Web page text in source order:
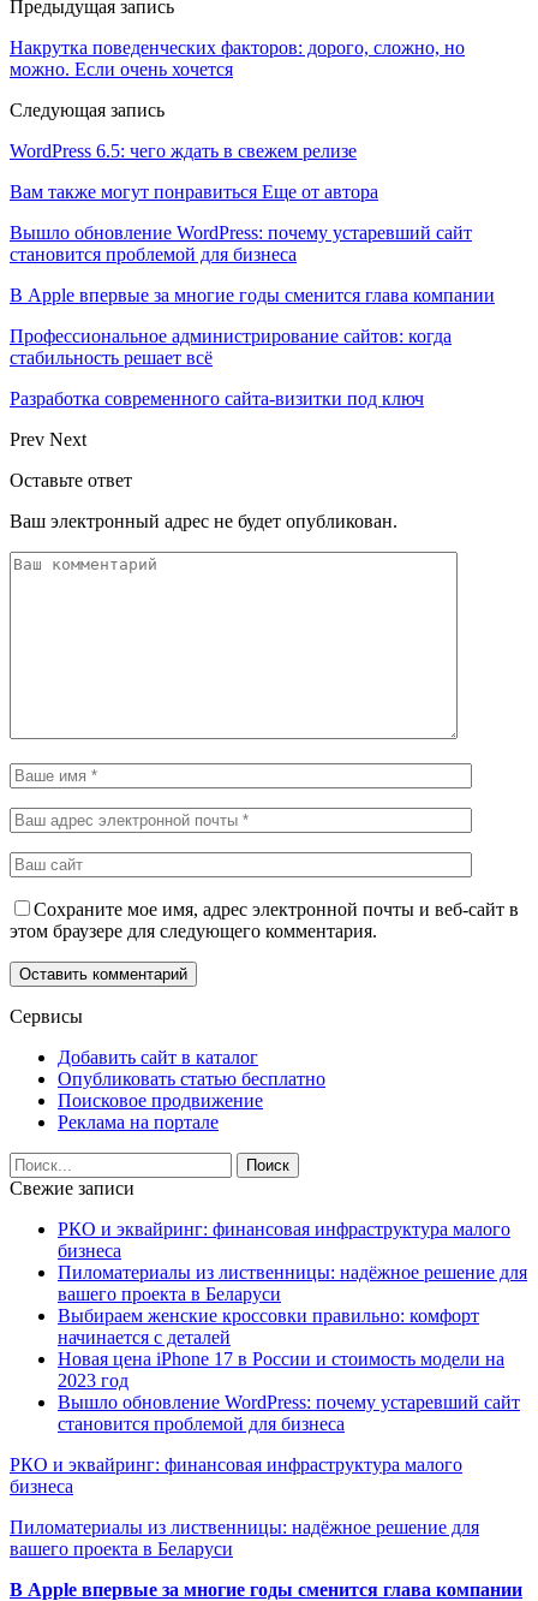
Предыдущая запись
Накрутка поведенческих факторов: дорого, сложно, но
можно. Если очень хочется
Следующая запись
WordPress 6.5: чего ждать в свежем релизе
Вам также могут понравиться Еще от автора
Вышло обновление WordPress: почему устаревший сайт
становится проблемой для бизнеса
В Apple впервые за многие годы сменится глава компании
Профессиональное администрирование сайтов: когда
стабильность решает всё
Разработка современного сайта-визитки под ключ
Prev Next
Оставьте ответ
Ваш электронный адрес не будет опубликован.
Сохраните мое имя, адрес электронной почты и веб-сайт в
этом браузере для следующего комментария.
Сервисы
Добавить сайт в каталог
Опубликовать статью бесплатно
Поисковое продвижение
Реклама на портале
Свежие записи
РКО и эквайринг: финансовая инфраструктура малого
бизнеса
Пиломатериалы из лиственницы: надёжное решение для
вашего проекта в Беларуси
Выбираем женские кроссовки правильно: комфорт
начинается с деталей
Новая цена iPhone 17 в России и стоимость модели на
2023 год
Вышло обновление WordPress: почему устаревший сайт
становится проблемой для бизнеса
РКО и эквайринг: финансовая инфраструктура малого
бизнеса
Пиломатериалы из лиственницы: надёжное решение для
вашего проекта в Беларуси
В Apple впервые за многие годы сменится глава компании